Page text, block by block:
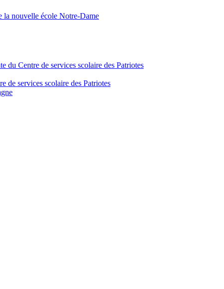
la nouvelle école Notre-Dame
du Centre de services scolaire des Patriotes
de services scolaire des Patriotes